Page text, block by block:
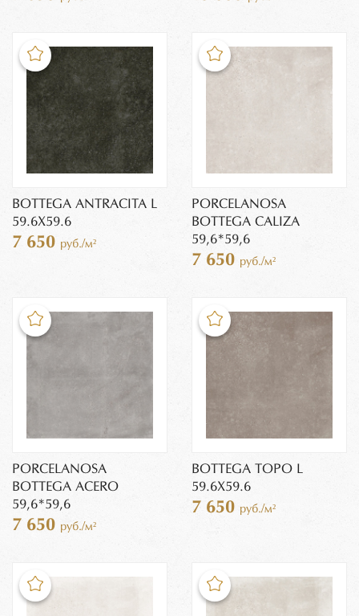
BOTTEGA ANTRACITA L
59.6Х59.6
7 650 руб./м²
PORCELANOSA
BOTTEGA CALIZA
59,6*59,6
7 650 руб./м²
PORCELANOSA
BOTTEGA ACERO
59,6*59,6
7 650 руб./м²
BOTTEGA TOPO L
59.6Х59.6
7 650 руб./м²